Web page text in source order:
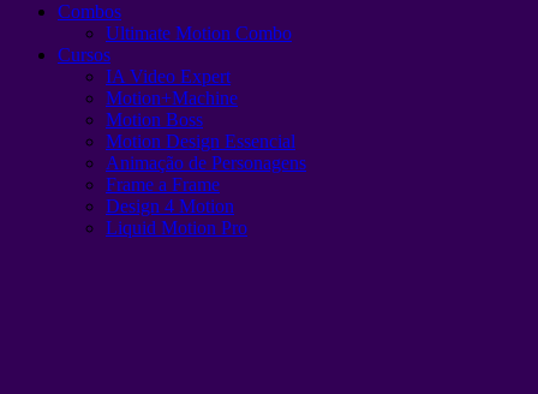
Combos
Ultimate Motion Combo
Cursos
IA Video Expert
Motion+Machine
Motion Boss
Motion Design Essencial
Animação de Personagens
Frame a Frame
Design 4 Motion
Liquid Motion Pro